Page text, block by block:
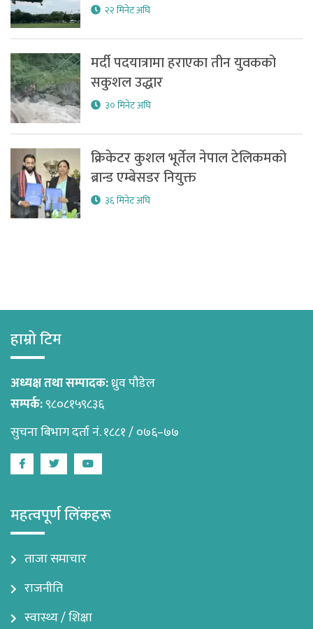
२२ मिनेट अघि
मर्दी पदयात्रामा हराएका तीन युवकको
सकुशल उद्धार
३० मिनेट अघि
क्रिकेटर कुशल भूर्तेल नेपाल टेलिकमको
ब्रान्ड एम्बेसडर नियुक्त
३६ मिनेट अघि
हाम्रो टिम
अध्यक्ष तथा सम्पादक:ध्रुव पौडेल
सम्पर्क:९८०८१५९८३६
सुचना बिभाग दर्ता नं. १८८१ / ०७६–७७
FacebookTwitterYoutube
महत्वपूर्ण लिंकहरू
ताजा समाचार
राजनीति
स्वास्थ्य / शिक्षा